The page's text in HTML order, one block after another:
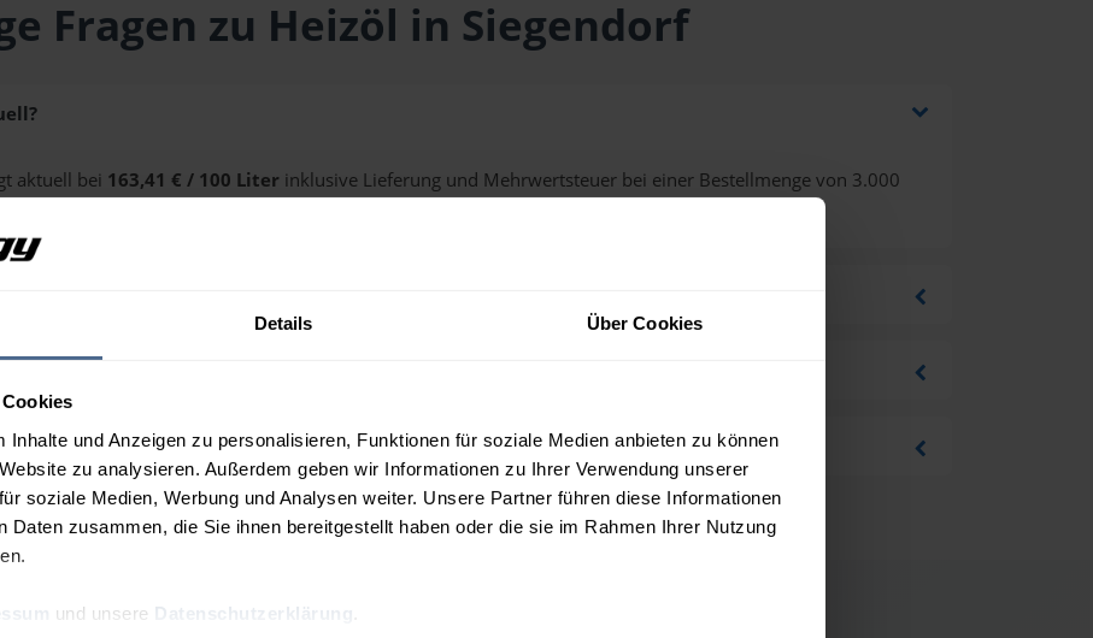
Details Über Cookies
Inhalte und Anzeigen zu personalisieren, Funktionen für soziale Medien anbieten zu können
zu analysieren. Außerdem geben wir Informationen zu Ihrer Verwendung unserer
soziale Medien, Werbung und Analysen weiter. Unsere Partner führen diese Informationen
Daten zusammen, die Sie ihnen bereitgestellt haben oder die sie im Rahmen Ihrer Nutzung
und unsere Datenschutzerklärung
Fragen zu Heizöl in Siegendorf
aktuell bei 163,41 € / 100 Liter inklusive Lieferung und Mehrwertsteuer bei einer Bestellmenge von 3.000
erhalten Sie über unseren